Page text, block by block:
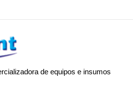
de equipos e insumos